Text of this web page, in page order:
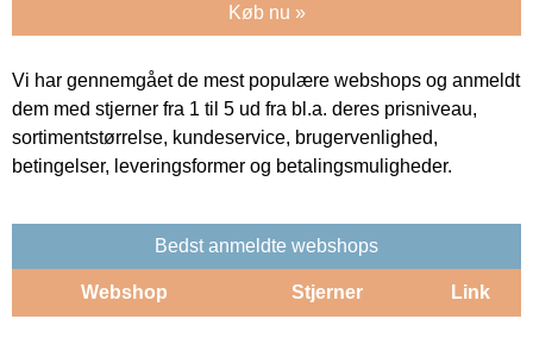
Køb nu »
Vi har gennemgået de mest populære webshops og anmeldt
dem med stjerner fra 1 til 5 ud fra bl.a. deres prisniveau,
sortimentstørrelse, kundeservice, brugervenlighed,
betingelser, leveringsformer og betalingsmuligheder.
Bedst anmeldte webshops
Webshop Stjerner Link